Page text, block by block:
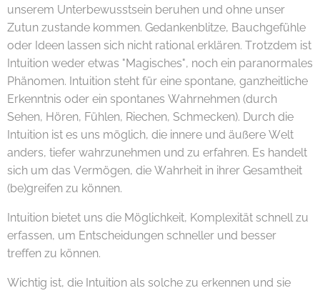
unserem Unterbewusstsein beruhen und ohne unser
Zutun zustande kommen. Gedankenblitze, Bauchgefühle
oder Ideen lassen sich nicht rational erklären. Trotzdem ist
Intuition weder etwas "Magisches", noch ein paranormales
Phänomen. Intuition steht für eine spontane, ganzheitliche
Erkenntnis oder ein spontanes Wahrnehmen (durch
Sehen, Hören, Fühlen, Riechen, Schmecken). Durch die
Intuition ist es uns möglich, die innere und äußere Welt
anders, tiefer wahrzunehmen und zu erfahren. Es handelt
sich um das Vermögen, die Wahrheit in ihrer Gesamtheit
(be)greifen zu können.
Intuition bietet uns die Möglichkeit, Komplexität schnell zu
erfassen, um Entscheidungen schneller und besser
treffen zu können.
Wichtig ist, die Intuition als solche zu erkennen und sie